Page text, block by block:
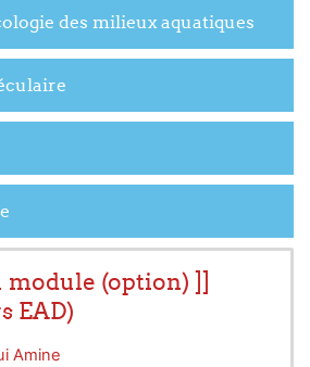
des milieux aquatiques
(option) ]]
EAD)
Amine